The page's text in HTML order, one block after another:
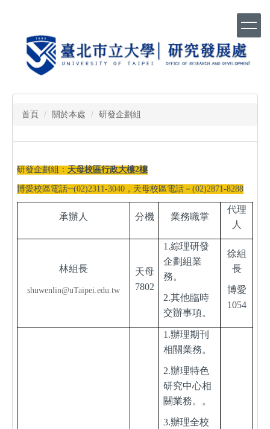
首頁 關於本處 研發企劃組
研發企劃組： 天母校區行政大樓2樓
博愛校區電話─(02)2311-3040，天母校區電話－(02)2871-8288
承辦人 分機 業務職掌
代理
人
林組長
shuwenlin@uTaipei.edu.tw
天母
7802
1.綜理研發
企劃組業
務。
2.其他臨時
交辦事項。
徐組
長
博愛
1054
1.辦理期刊
相關業務。
2.辦理特色
研究中心相
關業務。 。
3.辦理全校